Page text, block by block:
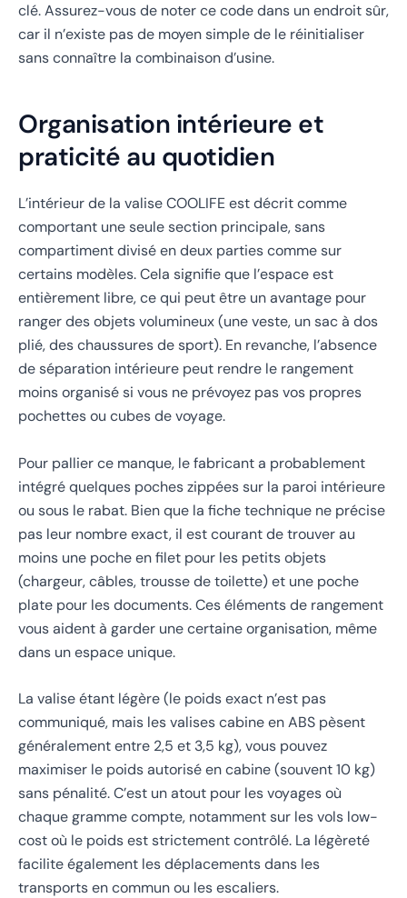
clé. Assurez-vous de noter ce code dans un endroit sûr,
car il n’existe pas de moyen simple de le réinitialiser
sans connaître la combinaison d’usine.
Organisation intérieure et
praticité au quotidien
L’intérieur de la valise COOLIFE est décrit comme
comportant une seule section principale, sans
compartiment divisé en deux parties comme sur
certains modèles. Cela signifie que l’espace est
entièrement libre, ce qui peut être un avantage pour
ranger des objets volumineux (une veste, un sac à dos
plié, des chaussures de sport). En revanche, l’absence
de séparation intérieure peut rendre le rangement
moins organisé si vous ne prévoyez pas vos propres
pochettes ou cubes de voyage.
Pour pallier ce manque, le fabricant a probablement
intégré quelques poches zippées sur la paroi intérieure
ou sous le rabat. Bien que la fiche technique ne précise
pas leur nombre exact, il est courant de trouver au
moins une poche en filet pour les petits objets
(chargeur, câbles, trousse de toilette) et une poche
plate pour les documents. Ces éléments de rangement
vous aident à garder une certaine organisation, même
dans un espace unique.
La valise étant légère (le poids exact n’est pas
communiqué, mais les valises cabine en ABS pèsent
généralement entre 2,5 et 3,5 kg), vous pouvez
maximiser le poids autorisé en cabine (souvent 10 kg)
sans pénalité. C’est un atout pour les voyages où
chaque gramme compte, notamment sur les vols low-
cost où le poids est strictement contrôlé. La légèreté
facilite également les déplacements dans les
transports en commun ou les escaliers.